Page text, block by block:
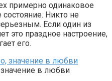
примерно одинаковое
Никто не
Если один из
это праздное настроение,
его.
в любви